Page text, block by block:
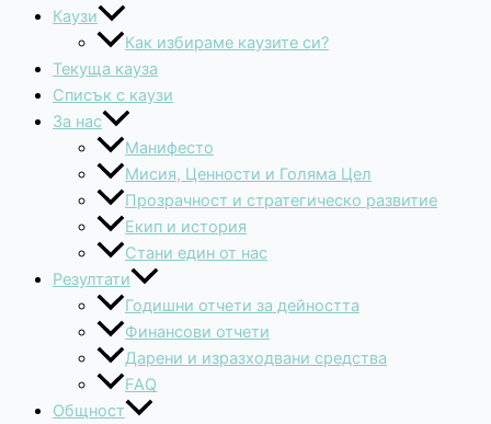
Каузи
Как избираме каузите си?
Текуща кауза
Списък с каузи
За нас
Манифесто
Мисия, Ценности и Голяма Цел
Прозрачност и стратегическо развитие
Екип и история
Стани един от нас
Резултати
Годишни отчети за дейността
Финансови отчети
Дарени и изразходвани средства
FAQ
Общност